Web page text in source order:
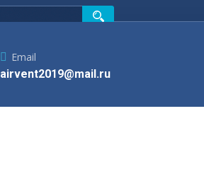
Email
airvent2019@mail.ru